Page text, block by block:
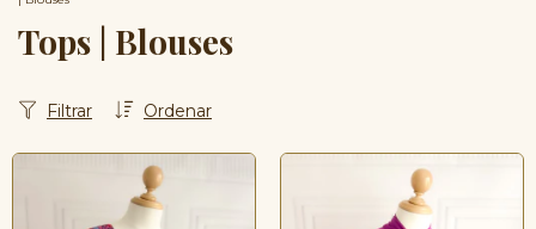
Tops | Blouses
Ordenar
Filtrar